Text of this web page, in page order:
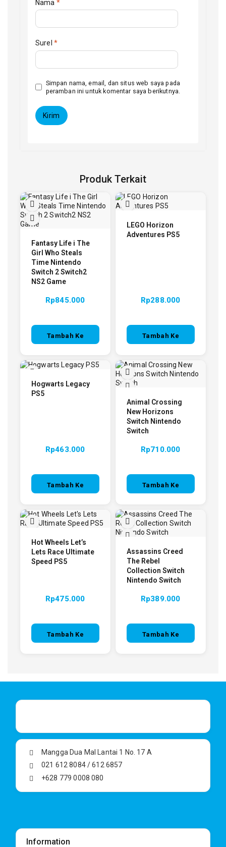
Nama *
Surel *
Simpan nama, email, dan situs web saya pada
peramban ini untuk komentar saya berikutnya.
Produk Terkait
Fantasy Life i The
Girl Who Steals
Time Nintendo
Switch 2 Switch2
NS2 Game
Rp845.000
Tambah Ke
LEGO Horizon
Adventures PS5
Rp288.000
Tambah Ke
Hogwarts Legacy
PS5
Rp463.000
Tambah Ke
Animal Crossing
New Horizons
Switch Nintendo
Switch
Rp710.000
Tambah Ke
Hot Wheels Let’s
Lets Race Ultimate
Speed PS5
Rp475.000
Tambah Ke
Assassins Creed
The Rebel
Collection Switch
Nintendo Switch
Rp389.000
Tambah Ke
Mangga Dua Mal Lantai 1 No. 17 A
021 612 8084 / 612 6857
+628 779 0008 080
Information